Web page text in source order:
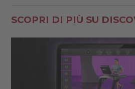
SCOPRI DI PIÙ SU